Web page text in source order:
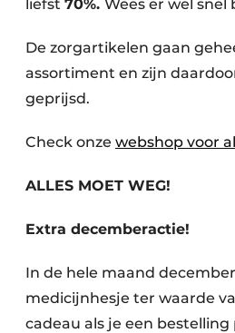
liefst 70%. Wees er wel snel
De zorgartikelen gaan
assortiment en zijn
geprijsd.
Check onze webshop voor
ALLES MOET WEG!
Extra decemberactie!
In de hele maand
medicijnhesje ter waarde
cadeau als je een